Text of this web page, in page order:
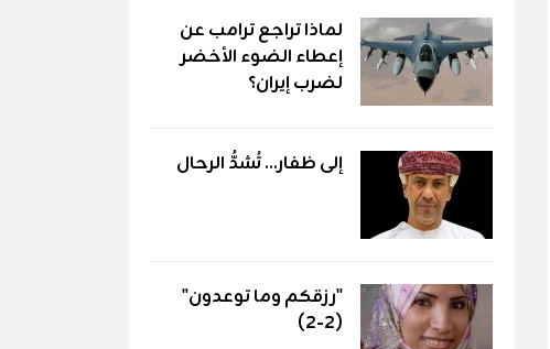
لماذا تراجع ترامب عن
إعطاء الضوء الأخضر
لضرب إيران؟
إلى ظفار... تُشدُّ الرحال
"رزقكم وما توعدون"
(٢-٢)